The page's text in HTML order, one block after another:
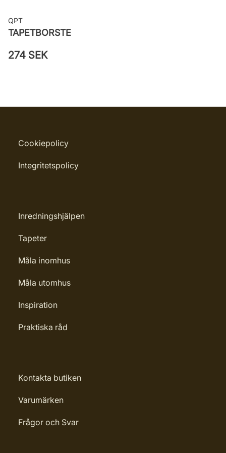
QPT
TAPETBORSTE
274 SEK
Cookiepolicy
Integritetspolicy
Inredningshjälpen
Tapeter
Måla inomhus
Måla utomhus
Inspiration
Praktiska råd
Kontakta butiken
Varumärken
Frågor och Svar